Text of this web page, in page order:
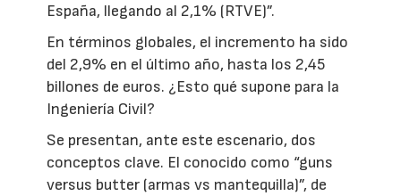
España, llegando al 2,1% (RTVE)”.
En términos globales, el incremento ha sido
del 2,9% en el último año, hasta los 2,45
billones de euros. ¿Esto qué supone para la
Ingeniería Civil?
Se presentan, ante este escenario, dos
conceptos clave. El conocido como “guns
versus butter (armas vs mantequilla)”, de